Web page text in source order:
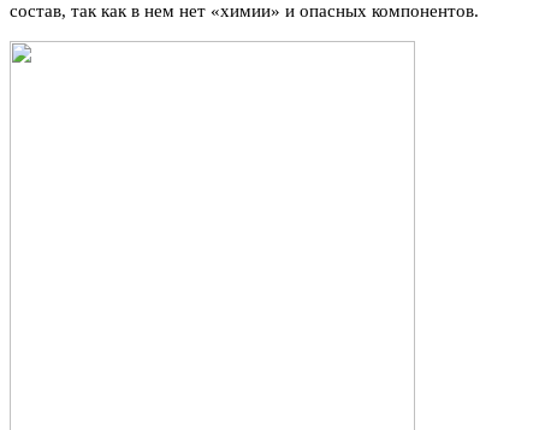
состав, так как в нем нет «химии» и опасных компонентов.